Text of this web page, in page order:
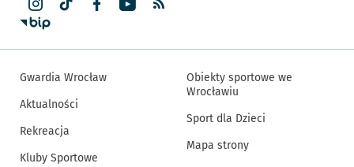
Gwardia Wrocław
Aktualności
Rekreacja
Kluby Sportowe
Obiekty sportowe we
Wrocławiu
Sport dla Dzieci
Mapa strony